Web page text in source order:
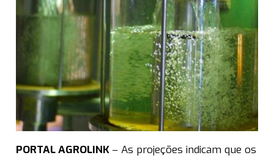
PORTAL AGROLINK – As projeções indicam que os